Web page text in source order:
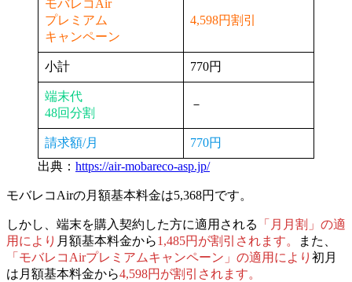
モバレコAir
プレミアム
キャンペーン
4,598円割引
小計 770円
端末代
48回分割
－
請求額/月
770円
出典： https://air-mobareco-asp.jp/
モバレコAirの月額基本料金は5,368円です。
しかし、端末を購入契約した方に適用される
「月月割」の適
用により 月額基本料金から1,485円が割引されます。
また、
「モバレコAirプレミアムキャンペーン」の適用により 初月
は月額基本料金から4,598円が割引されます。